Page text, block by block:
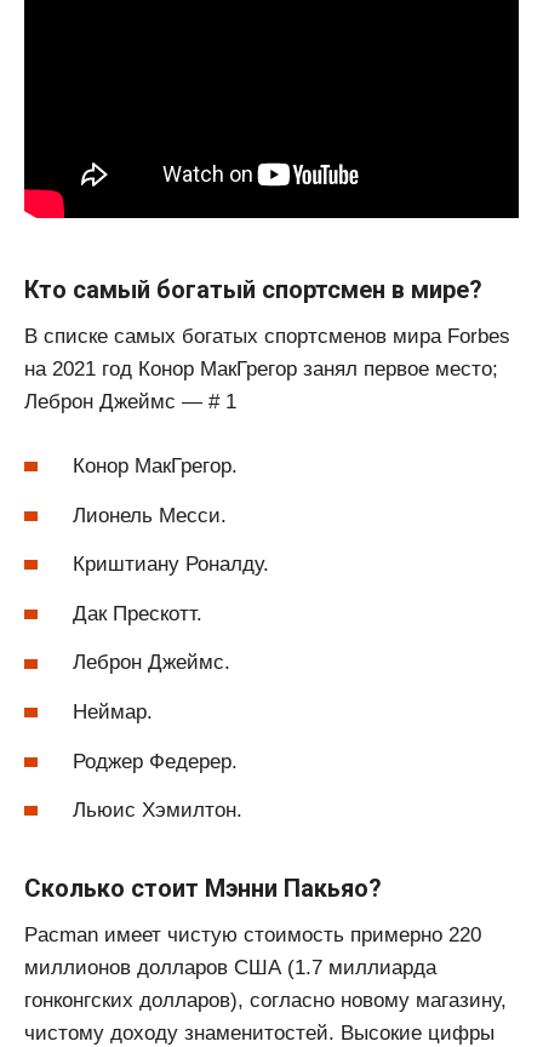
Кто самый богатый спортсмен в мире?
В списке самых богатых спортсменов мира Forbes
на 2021 год Конор МакГрегор занял первое место;
Леброн Джеймс — # 1
Конор МакГрегор.
Лионель Месси.
Криштиану Роналду.
Дак Прескотт.
Леброн Джеймс.
Неймар.
Роджер Федерер.
Льюис Хэмилтон.
Сколько стоит Мэнни Пакьяо?
Pacman имеет чистую стоимость примерно 220
миллионов долларов США (1.7 миллиарда
гонконгских долларов), согласно новому магазину,
чистому доходу знаменитостей. Высокие цифры